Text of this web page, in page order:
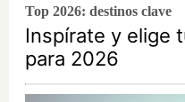
Top 2026: destinos clave
Inspírate y elige
para 2026